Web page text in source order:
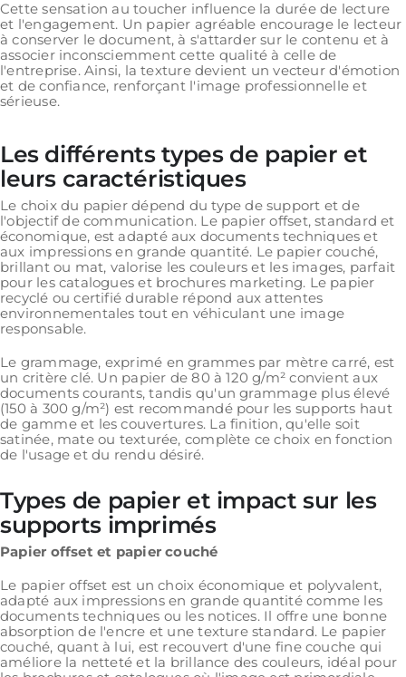
Cette sensation au toucher influence la durée de lecture
et l'engagement. Un papier agréable encourage le lecteur
à conserver le document, à s'attarder sur le contenu et à
associer inconsciemment cette qualité à celle de
l'entreprise. Ainsi, la texture devient un vecteur d'émotion
et de confiance, renforçant l'image professionnelle et
sérieuse.
Les différents types de papier et
leurs caractéristiques
Le choix du papier dépend du type de support et de
l'objectif de communication. Le papier offset, standard et
économique, est adapté aux documents techniques et
aux impressions en grande quantité. Le papier couché,
brillant ou mat, valorise les couleurs et les images, parfait
pour les catalogues et brochures marketing. Le papier
recyclé ou certifié durable répond aux attentes
environnementales tout en véhiculant une image
responsable.
Le grammage, exprimé en grammes par mètre carré, est
un critère clé. Un papier de 80 à 120 g/m² convient aux
documents courants, tandis qu'un grammage plus élevé
(150 à 300 g/m²) est recommandé pour les supports haut
de gamme et les couvertures. La finition, qu'elle soit
satinée, mate ou texturée, complète ce choix en fonction
de l'usage et du rendu désiré.
Types de papier et impact sur les
supports imprimés
Papier offset et papier couché
Le papier offset est un choix économique et polyvalent,
adapté aux impressions en grande quantité comme les
documents techniques ou les notices. Il offre une bonne
absorption de l'encre et une texture standard. Le papier
couché, quant à lui, est recouvert d'une fine couche qui
améliore la netteté et la brillance des couleurs, idéal pour